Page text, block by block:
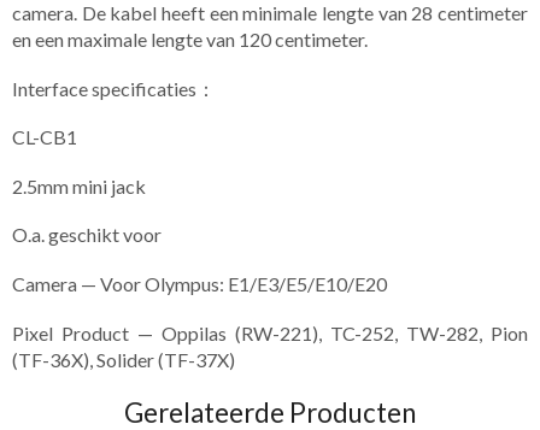
camera. De kabel heeft een minimale lengte van 28 centimeter
en een maximale lengte van 120 centimeter.
Interface specificaties：
CL-CB1
2.5mm mini jack
O.a. geschikt voor
Camera — Voor Olympus: E1/E3/E5/E10/E20
Pixel Product — Oppilas (RW-221), TC-252, TW-282, Pion
(TF-36X), Solider (TF-37X)
Gerelateerde Producten